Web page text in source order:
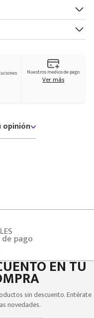
Nuestros medios de pago
Ver más
opinión
pago
EN TU
sin descuento. Entérate
novedades.